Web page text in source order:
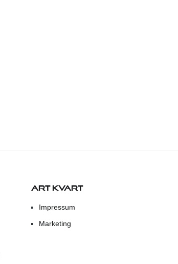
ART KVART
Impressum
Marketing